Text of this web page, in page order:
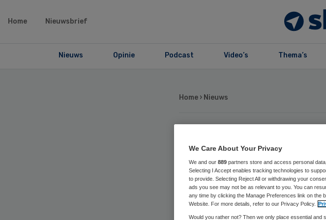
Home Nieuwsbrief
Nieuws Opinie Podcast Video’s Thema’s
Home › Nieuws
Avans
schurft
We Care About Your Privacy
We and our 889 partners store and access personal
Selecting I Accept enables tracking technologies to
to provide. Selecting Reject All or withdrawing your
ads you see may not be as relevant to you. You can
any time by clicking the Manage Preferences link on the
Website. For more details, refer to our Privacy Policy.
Would you rather not? Then we only place essential